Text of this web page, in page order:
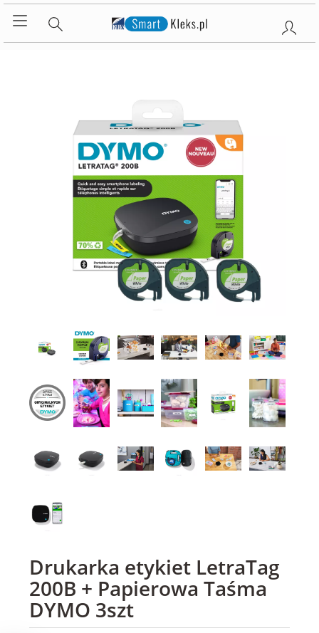
Drukarka etykiet LetraTag
200B + Papierowa Taśma
DYMO 3szt